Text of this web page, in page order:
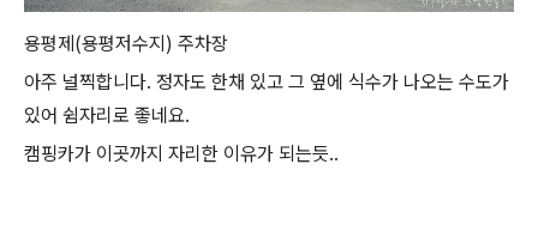
용평제(용평저수지) 주차장
아주 널찍합니다. 정자도 한채 있고 그 옆에 식수가 나오는 수도가
있어 쉼자리로 좋네요.
캠핑카가 이곳까지 자리한 이유가 되는듯..